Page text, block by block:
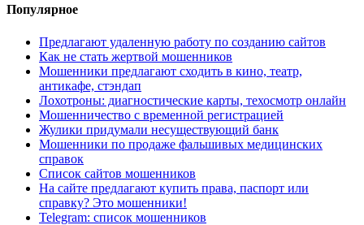
Популярное
Предлагают удаленную работу по созданию сайтов
Как не стать жертвой мошенников
Мошенники предлагают сходить в кино, театр,
антикафе, стэндап
Лохотроны: диагностические карты, техосмотр онлайн
Мошенничество с временной регистрацией
Жулики придумали несуществующий банк
Мошенники по продаже фальшивых медицинских
справок
Список сайтов мошенников
На сайте предлагают купить права, паспорт или
справку? Это мошенники!
Telegram: список мошенников